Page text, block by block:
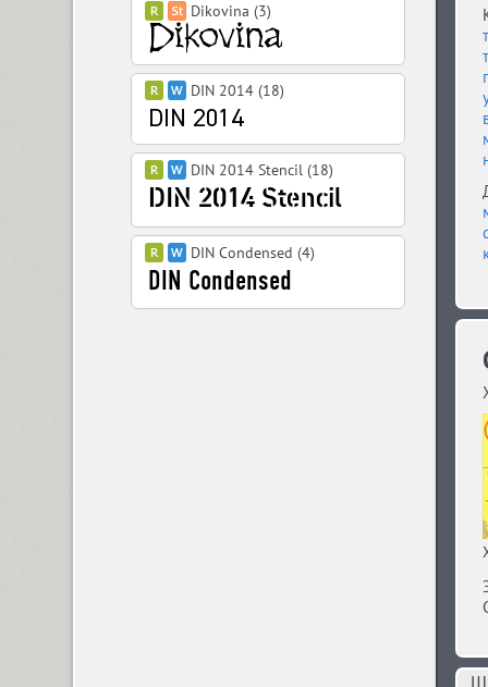
Dikovina (3)
DIN 2014 (18)
DIN 2014 Stencil (18)
DIN Condensed (4)